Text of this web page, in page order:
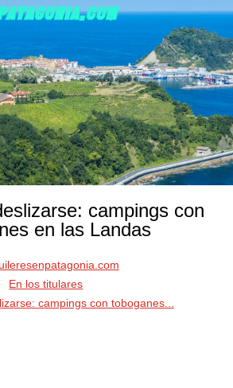
campings con
en las Landas
En los titulares
campings con toboganes...